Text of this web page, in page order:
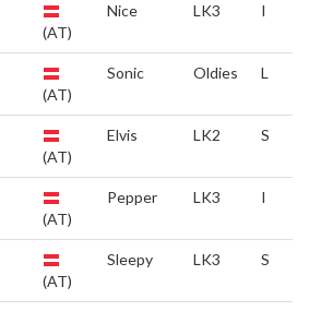
(AT)
Nice LK3 I
(AT)
Sonic Oldies L
(AT)
Elvis LK2 S
(AT)
Pepper LK3 I
(AT)
Sleepy LK3 S